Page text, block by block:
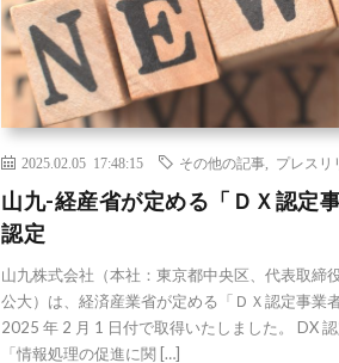
2025.02.05 17:48:15 その他の記事 プレスリ
山九-経産省が定める「ＤＸ認定
認定
山九株式会社（本社：東京都中央区、代表取締
公大）は、経済産業省が定める「ＤＸ認定事業
2025 年 2 月 1 日付で取得いたしました。 DX 認
「情報処理の促進に関 […]